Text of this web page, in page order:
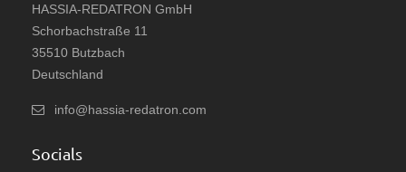
HASSIA-REDATRON GmbH
Schorbachstraße 11
35510 Butzbach
Deutschland
info@hassia-redatron.com
Socials